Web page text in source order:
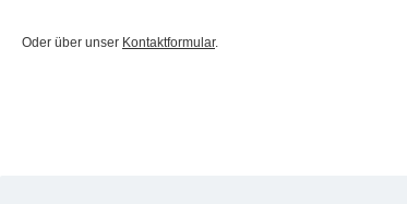
Oder über unser Kontaktformular.